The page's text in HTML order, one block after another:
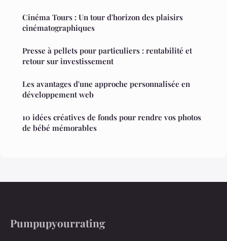
Cinéma Tours : Un tour d'horizon des plaisirs
cinématographiques
Presse à pellets pour particuliers : rentabilité et
retour sur investissement
Les avantages d'une approche personnalisée en
développement web
10 idées créatives de fonds pour rendre vos photos
de bébé mémorables
Pumpupyourrating